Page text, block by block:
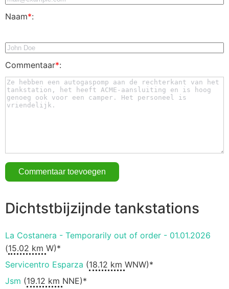
Naam*:
Commentaar*:
Dichtstbijzijnde tankstations
La Costanera - Temporarily out of order - 01.01.2026
(15.02 km W)*
Servicentro Esparza (18.12 km WNW)*
Jsm (19.12 km NNE)*